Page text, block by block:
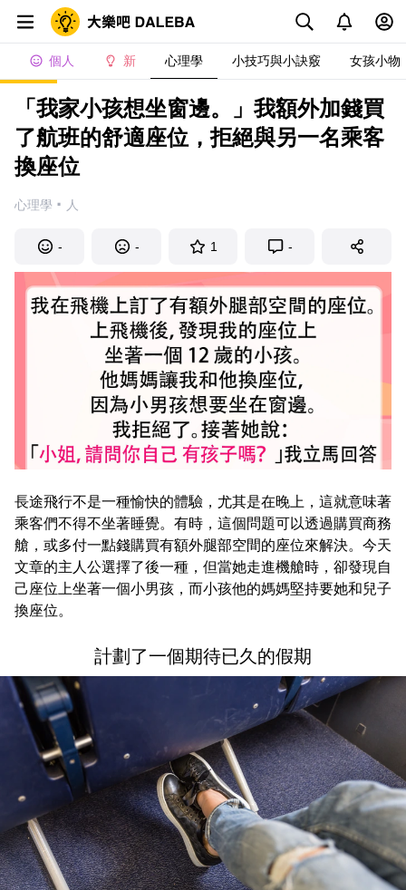
個人 新 心理學 小技巧與小訣竅 女孩小物
「我家小孩想坐窗邊。」我額外加錢買
了航班的舒適座位，拒絕與另一名乘客
換座位
心理學 · 人
- - 1 -
長途飛行不是一種愉快的體驗，尤其是在晚上，這就意味著
乘客們不得不坐著睡覺。有時，這個問題可以透過購買商務
艙，或多付一點錢購買有額外腿部空間的座位來解決。今天
文章的主人公選擇了後一種，但當她走進機艙時，卻發現自
己座位上坐著一個小男孩，而小孩他的媽媽堅持要她和兒子
換座位。
計劃了一個期待已久的假期